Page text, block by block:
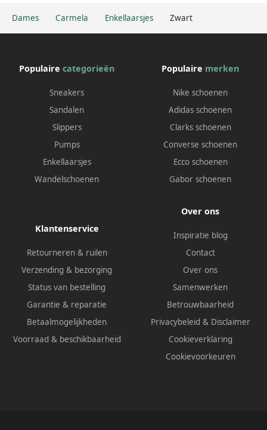
Dames Carmela Enkellaarsjes Zwart
Populaire categorieën
Sneakers
Sandalen
Slippers
Pumps
Enkellaarsjes
Wandelschoenen
Populaire merken
Nike schoenen
Adidas schoenen
Clarks schoenen
Converse schoenen
Ecco schoenen
Gabor schoenen
Klantenservice
Retourneren & ruilen
Verzending & bezorging
Status van bestelling
Garantie & reparatie
Betaalmogelijkheden
Voorraad & beschikbaarheid
Over ons
Inspiratie blog
Contact
Over ons
Samenwerken
Betrouwbaarheid
Privacybeleid & Disclaimer
Cookieverklaring
Cookievoorkeuren